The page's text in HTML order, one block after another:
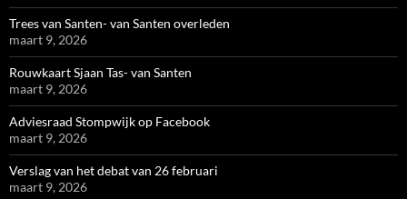
Trees van Santen- van Santen overleden
maart 9, 2026
Rouwkaart Sjaan Tas- van Santen
maart 9, 2026
Adviesraad Stompwijk op Facebook
maart 9, 2026
Verslag van het debat van 26 februari
maart 9, 2026